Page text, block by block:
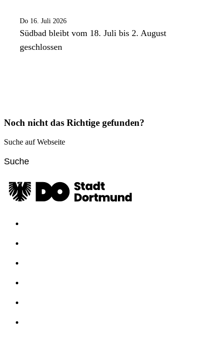
Do 16. Juli 2026
Südbad bleibt vom 18. Juli bis 2. August
geschlossen
Noch nicht das Richtige gefunden?
Suche auf Webseite